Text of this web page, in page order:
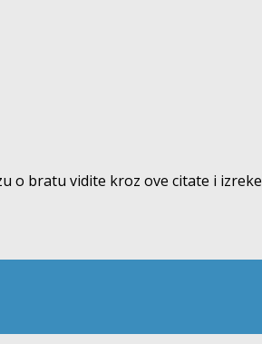
o bratu vidite kroz ove citate i